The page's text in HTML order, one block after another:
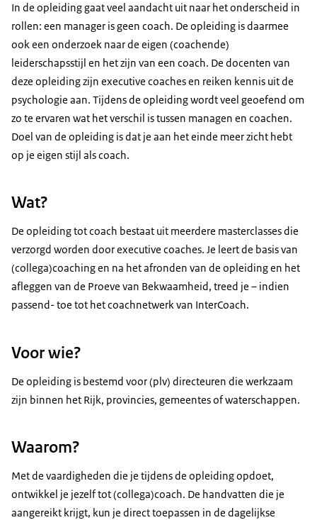
In de opleiding gaat veel aandacht uit naar het onderscheid in
rollen: een manager is geen coach. De opleiding is daarmee
ook een onderzoek naar de eigen (coachende)
leiderschapsstijl en het zijn van een coach. De docenten van
deze opleiding zijn executive coaches en reiken kennis uit de
psychologie aan. Tijdens de opleiding wordt veel geoefend om
zo te ervaren wat het verschil is tussen managen en coachen.
Doel van de opleiding is dat je aan het einde meer zicht hebt
op je eigen stijl als coach.
Wat?
De opleiding tot coach bestaat uit meerdere masterclasses die
verzorgd worden door executive coaches. Je leert de basis van
(collega)coaching en na het afronden van de opleiding en het
afleggen van de Proeve van Bekwaamheid, treed je – indien
passend- toe tot het coachnetwerk van InterCoach.
Voor wie?
De opleiding is bestemd voor (plv) directeuren die werkzaam
zijn binnen het Rijk, provincies, gemeentes of waterschappen.
Waarom?
Met de vaardigheden die je tijdens de opleiding opdoet,
ontwikkel je jezelf tot (collega)coach. De handvatten die je
aangereikt krijgt, kun je direct toepassen in de dagelijkse